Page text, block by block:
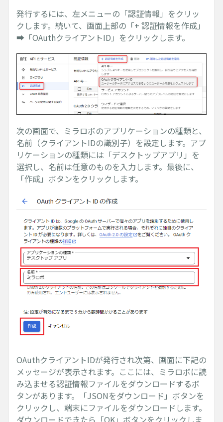
発行するには、左メニューの「認証情報」をクリッ
クします。続いて、画面上部の「+ 認証情報を作成」
➡「OAuthクライアントID」をクリックします。
次の画面で、ミラロボのアプリケーションの種類と、
名前（クライアントIDの識別子）を設定します。アプ
リケーションの種類には「デスクトップアプリ」を
選択し、名前は任意のものを入力します。最後に、
「作成」ボタンをクリックします。
OAuthクライアントIDが発行され次第、画面に下記の
メッセージが表示されます。ここには、ミラロボに読
み込ませる認証情報ファイルをダウンロードするボ
タンがあります。「JSONをダウンロード」ボタンを
クリックし、端末にファイルをダウンロードします。